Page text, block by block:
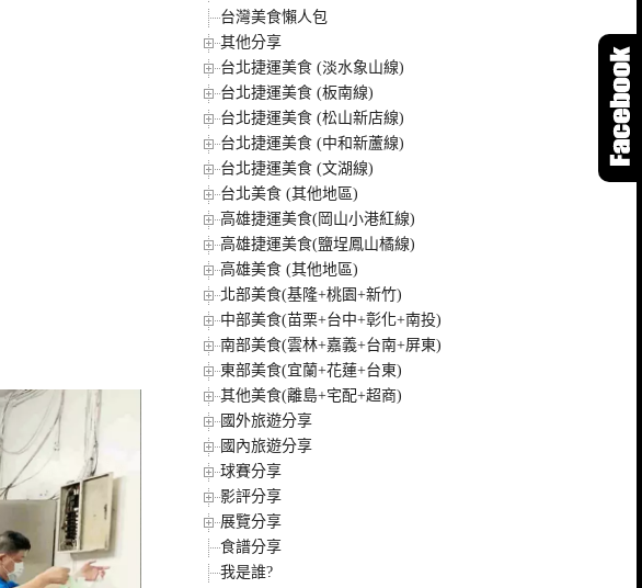
台灣美食懶人包
其他分享
台北捷運美食 (淡水象山線)
台北捷運美食 (板南線)
台北捷運美食 (松山新店線)
台北捷運美食 (中和新蘆線)
台北捷運美食 (文湖線)
台北美食 (其他地區)
高雄捷運美食(岡山小港紅線)
高雄捷運美食(鹽埕鳳山橘線)
高雄美食 (其他地區)
北部美食(基隆+桃園+新竹)
中部美食(苗栗+台中+彰化+南投)
南部美食(雲林+嘉義+台南+屏東)
東部美食(宜蘭+花蓮+台東)
其他美食(離島+宅配+超商)
國外旅遊分享
國內旅遊分享
球賽分享
影評分享
展覽分享
食譜分享
我是誰?